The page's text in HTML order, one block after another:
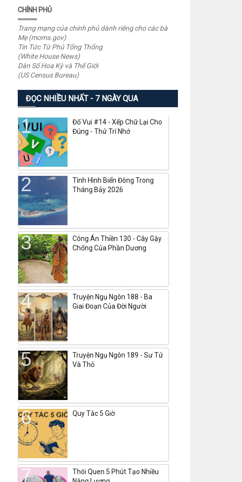
CHÍNH PHỦ
Trang mạng của chính phủ dành riêng cho các bà
Mẹ (moms.gov)
Tin Tức Từ Phủ Tổng Thống
(White House News)
Dân Số Hoa Kỳ và Thế Giới
(US Census Bureau)
ĐỌC NHIỀU NHẤT - 7 NGÀY QUA
Đố Vui #14 - Xếp Chữ Lại Cho
Đúng - Thử Trí Nhớ
Tình Hình Biển Đông Trong
Tháng Bảy 2026
Công Án Thiền 130 - Cây Gậy
Chống Của Phần Dương
Truyện Ngụ Ngôn 188 - Ba
Giai Đoạn Của Đời Người
Truyện Ngụ Ngôn 189 - Sư Tử
Và Thỏ
Quy Tắc 5 Giờ
Thói Quen 5 Phút Tạo Nhiều